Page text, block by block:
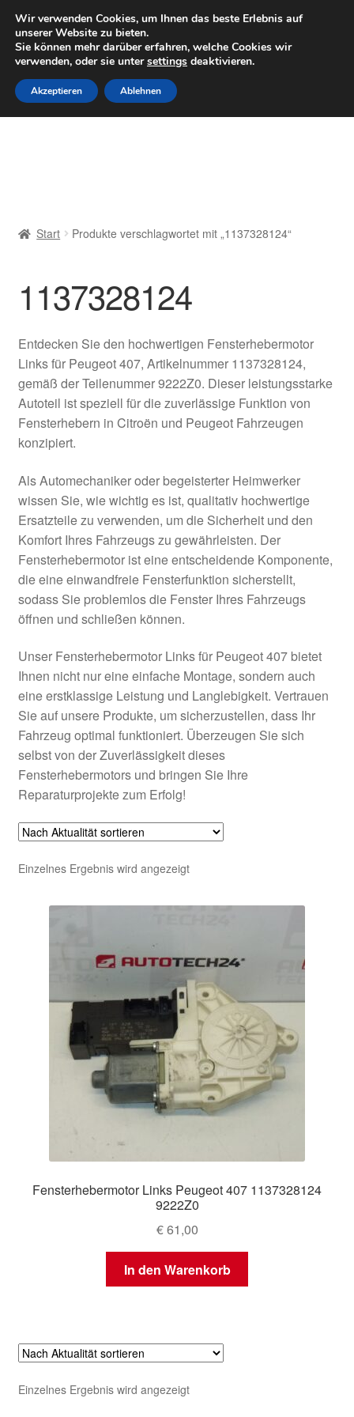
LIEFERUNG ab 6 EUR
Mo–Fr 9–16 Uhr · 0175 7465658
Zur
Navigation
springen
Zum
Inhalt
springen
Datenschutz-Bestimmungen
Impressum
Kasse
Kontakt
Mein Konto
Über uns
Warenkorb
Zahlungen
Start Produkte verschlagwortet mit „1137328124“
1137328124
Entdecken Sie den hochwertigen Fensterhebermotor
Links für Peugeot 407, Artikelnummer 1137328124,
gemäß der Teilenummer 9222Z0. Dieser leistungsstarke
Autoteil ist speziell für die zuverlässige Funktion von
Fensterhebern in Citroën und Peugeot Fahrzeugen
konzipiert.
Als Automechaniker oder begeisterter Heimwerker
wissen Sie, wie wichtig es ist, qualitativ hochwertige
Ersatzteile zu verwenden, um die Sicherheit und den
Komfort Ihres Fahrzeugs zu gewährleisten. Der
Fensterhebermotor ist eine entscheidende Komponente,
die eine einwandfreie Fensterfunktion sicherstellt,
sodass Sie problemlos die Fenster Ihres Fahrzeugs
öffnen und schließen können.
Unser Fensterhebermotor Links für Peugeot 407 bietet
Ihnen nicht nur eine einfache Montage, sondern auch
eine erstklassige Leistung und Langlebigkeit. Vertrauen
Sie auf unsere Produkte, um sicherzustellen, dass Ihr
Fahrzeug optimal funktioniert. Überzeugen Sie sich
selbst von der Zuverlässigkeit dieses
Fensterhebermotors und bringen Sie Ihre
Reparaturprojekte zum Erfolg!
Einzelnes Ergebnis wird angezeigt
Fensterhebermotor Links Peugeot 407 1137328124
9222Z0
€61,00
In den Warenkorb
Einzelnes Ergebnis wird angezeigt
Wir verwenden Cookies, um Ihnen das beste Erlebnis auf
unserer Website zu bieten.
Sie können mehr darüber erfahren, welche Cookies wir
verwenden, oder sie untersettings deaktivieren.
Akzeptieren Ablehnen